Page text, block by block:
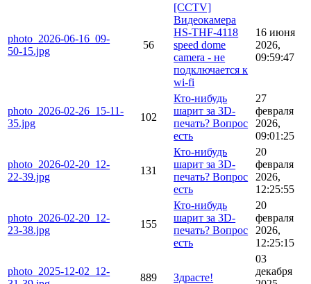
photo_2026-06-16_09-
50-15.jpg
56
[CCTV]
Видеокамера
HS-THF-4118
speed dome
camera - не
подключается к
wi-fi
16 июня
2026,
09:59:47
photo_2026-02-26_15-11-
35.jpg
102
Кто-нибудь
шарит за 3D-
печать? Вопрос
есть
27
февраля
2026,
09:01:25
photo_2026-02-20_12-
22-39.jpg
131
Кто-нибудь
шарит за 3D-
печать? Вопрос
есть
20
февраля
2026,
12:25:55
photo_2026-02-20_12-
23-38.jpg
155
Кто-нибудь
шарит за 3D-
печать? Вопрос
есть
20
февраля
2026,
12:25:15
photo_2025-12-02_12-
889 Здрасте!
03
декабря